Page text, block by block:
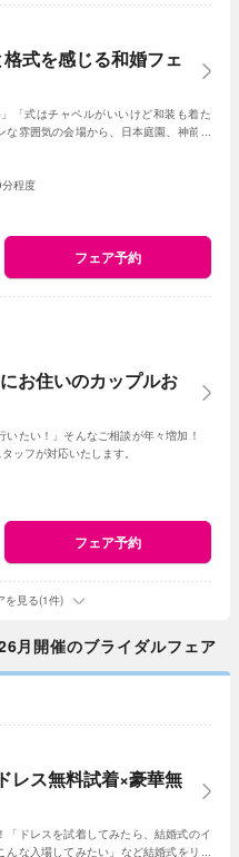
式を感じる和婚フェ
「式はチャペルがいいけど和装も着た
雰囲気の会場から、日本庭園、神前会
程度
フェア予約
お住いのカップルお
いたい！」そんなご相談が年々増加！
ッフが対応いたします。
フェア予約
を見る(1件)
開催のブライダルフェア
レス無料試着×豪華無
ドレスを試着してみたら、結婚式のイ
な入場してみたい」など結婚式をリア